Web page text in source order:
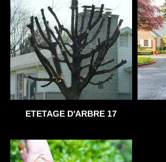
ETETAGE D'ARBRE 17